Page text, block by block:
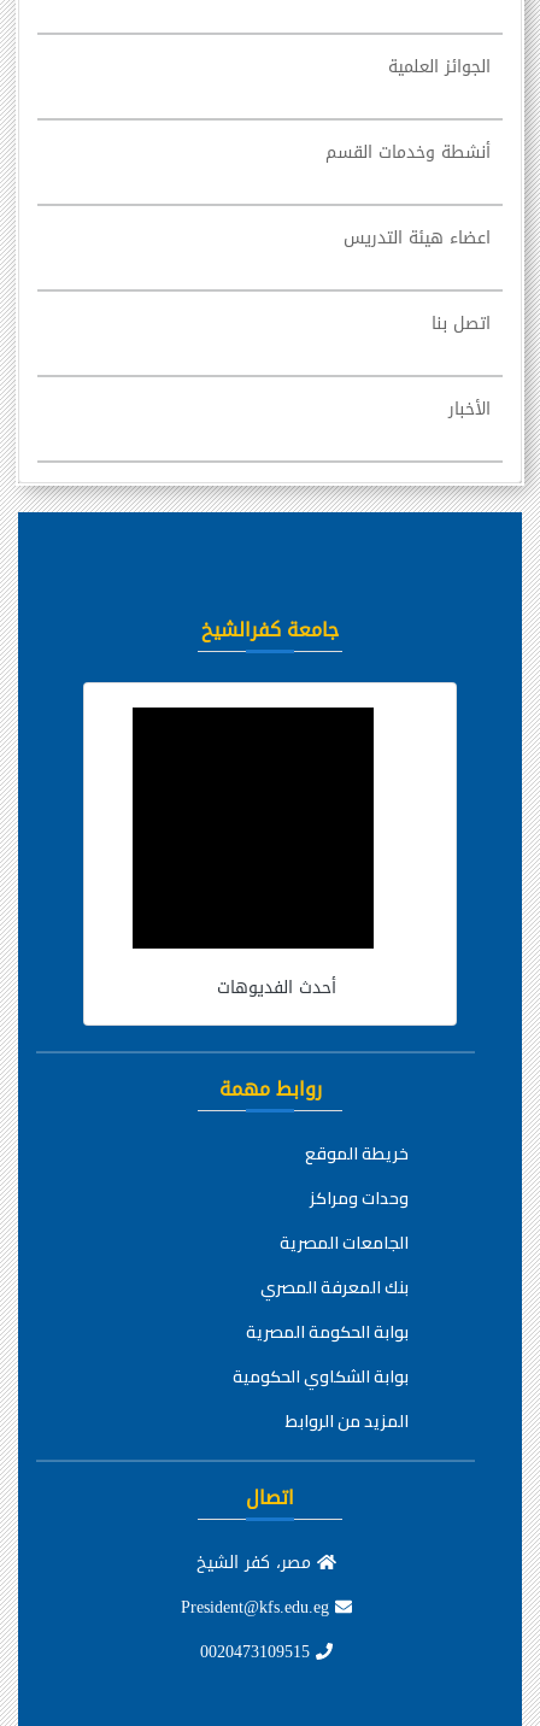
الجوائز العلمية
أنشطة وخدمات القسم
اعضاء هيئة التدريس
اتصل بنا
الأخبار
جامعة كفرالشيخ
أحدث الفديوهات
روابط مهمة
خريطة الموقع
وحدات ومراكز
الجامعات المصرية
بنك المعرفة المصري
بوابة الحكومة المصرية
بوابة الشكاوي الحكومية
المزيد من الروابط
اتصال
مصر، كفر الشيخ